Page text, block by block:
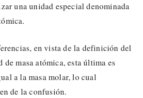
una unidad especial denominada
en vista de la definición del
masa atómica, esta última es
a la masa molar, lo cual
de la confusión.